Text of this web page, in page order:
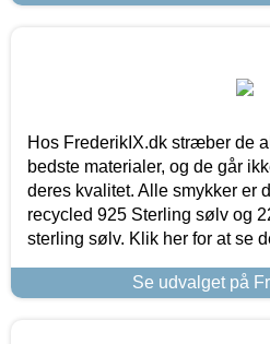
Hos FrederikIX.dk stræber de
bedste materialer, og de går
deres kvalitet. Alle smykker er
recycled 925 Sterling sølv og
sterling sølv. Klik her for at se
Se udvalget på